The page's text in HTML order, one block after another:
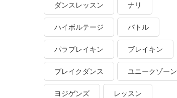
ダンスレッスン ナリ
ハイボルテージ バトル
パラブレイキン ブレイキン
ブレイクダンス ユニークゾーン
ヨジゲンズ レッスン